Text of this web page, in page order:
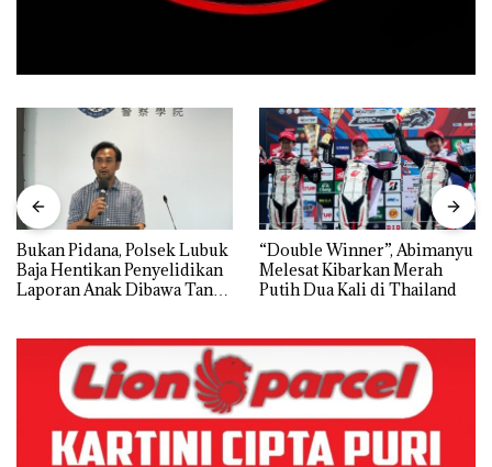
Bukan Pidana, Polsek Lubuk
Baja Hentikan Penyelidikan
Laporan Anak Dibawa Tanpa
“Double Winner”, Abimanyu
Melesat Kibarkan Merah
Putih Dua Kali di Thailand